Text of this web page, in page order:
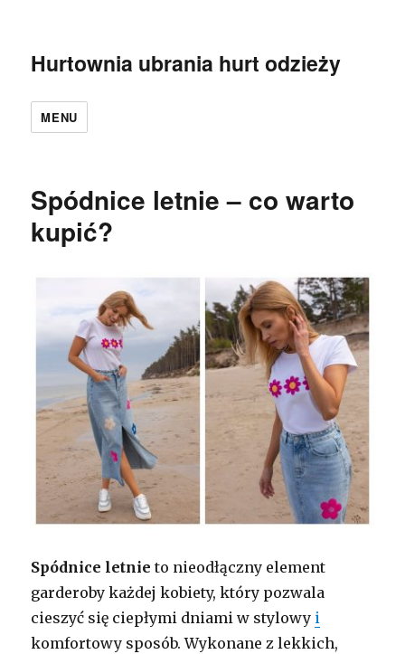
Hurtownia ubrania hurt odzieży
MENU
Spódnice letnie – co warto
kupić?
Spódnice letnie to nieodłączny element
garderoby każdej kobiety, który pozwala
cieszyć się ciepłymi dniami w stylowy i
komfortowy sposób. Wykonane z lekkich,